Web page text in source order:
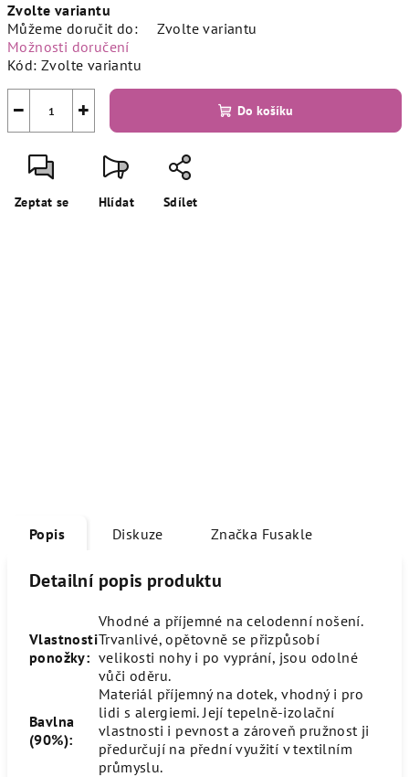
cena:
Zvolte variantu
Můžeme doručit do:
Zvolte variantu
Možnosti doručení
Kód: Zvolte variantu
+
− Do košíku
Zeptat se Hlídat Sdílet
Popis Diskuze Značka Fusakle
Detailní popis produktu
Vlastnosti
ponožky:
Vhodné a příjemné na celodenní nošení.
Trvanlivé, opětovně se přizpůsobí
velikosti nohy i po vyprání, jsou odolné
vůči oděru.
Bavlna
(90%):
Materiál příjemný na dotek, vhodný i pro
lidi s alergiemi. Její tepelně-izolační
vlastnosti i pevnost a zároveň pružnost ji
předurčují na přední využití v textilním
průmyslu.